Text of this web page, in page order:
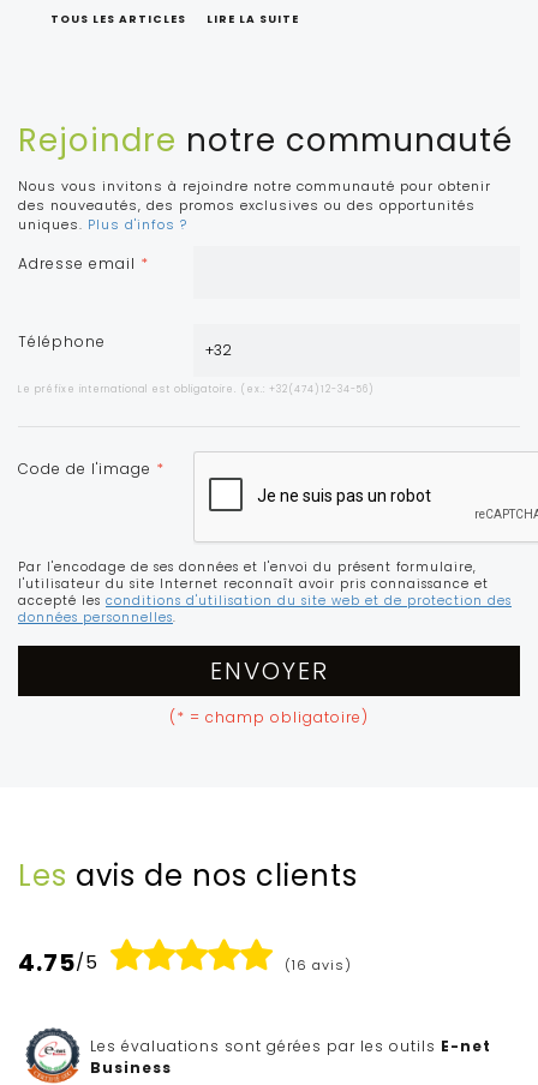
TOUS LES ARTICLES LIRE LA SUITE
Rejoindre notre communauté
Nous vous invitons à rejoindre notre communauté pour obtenir
des nouveautés, des promos exclusives ou des opportunités
uniques. Plus d'infos ?
Adresse email *
Téléphone
Le préfixe international est obligatoire. (ex.: +32(474)12-34-56)
Code de l'image *
Par l'encodage de ses données et l'envoi du présent formulaire,
l'utilisateur du site Internet reconnaît avoir pris connaissance et
accepté les conditions d'utilisation du site web et de protection des
données personnelles.
ENVOYER
(* = champ obligatoire)
Les avis de nos clients
4.75/5 (16 avis)
Les évaluations sont gérées par les outils E-net
Business